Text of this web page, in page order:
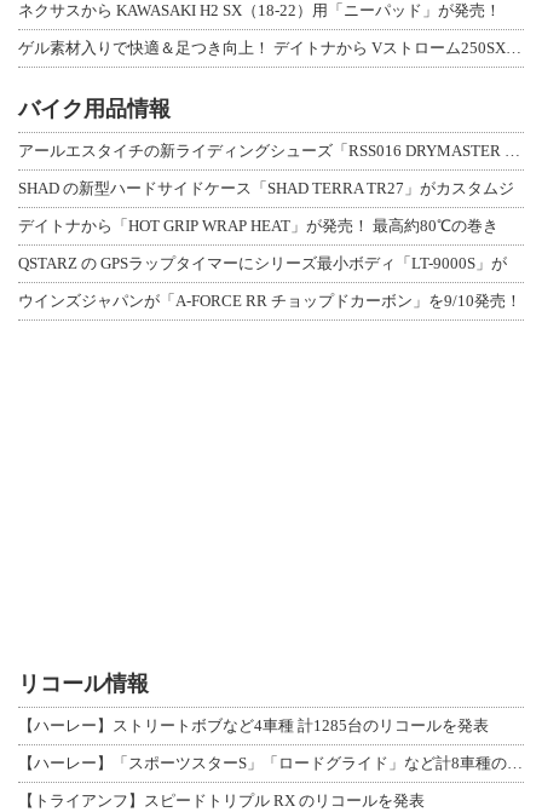
ネクサスから KAWASAKI H2 SX（18-22）用「ニーパッド」が発売！
ゲル素材入りで快適＆足つき向上！ デイトナから Vストローム250SX用「快適ロ
バイク用品情報
アールエスタイチの新ライディングシューズ「RSS016 DRYMASTER スト
SHAD の新型ハードサイドケース「SHAD TERRA TR27」がカスタムジ
デイトナから「HOT GRIP WRAP HEAT」が発売！ 最高約80℃の巻き
QSTARZ の GPSラップタイマーにシリーズ最小ボディ「LT-9000S」が
ウインズジャパンが「A-FORCE RR チョップドカーボン」を9/10発売！
リコール情報
【ハーレー】ストリートボブなど4車種 計1285台のリコールを発表
【ハーレー】「スポーツスターS」「ロードグライド」など計8車種のリコールを発表
【トライアンフ】スピードトリプル RX のリコールを発表